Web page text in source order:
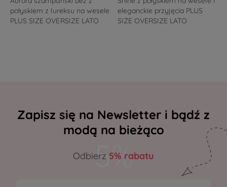
połyskiem z lureksu na wesele
PLUS SIZE OVERSIZE LATO
eleganckie przyjęcia PLUS
SIZE OVERSIZE LATO
Zapisz się na Newsletter i bądź z
modą na bieżąco
Odbierz 5% rabatu